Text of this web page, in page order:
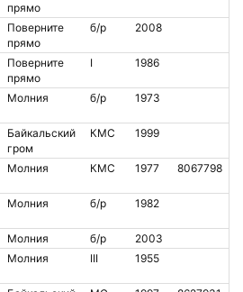
прямо
Поверните
прямо
б/р 2008
Поверните
прямо
I 1986
Молния б/р 1973
Байкальский
гром
КМС 1999
Молния КМС 1977 8067798
Молния б/р 1982
Молния б/р
2003
Молния III 1955